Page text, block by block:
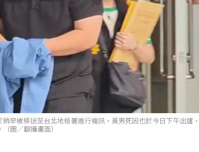
早被移送至台北地檢署進行複訊，黃男死因也於今日下午出爐
圖／翻攝畫面）